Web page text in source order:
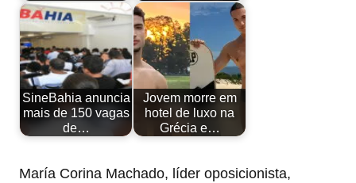
SineBahia anuncia
mais de 150 vagas
de…
Jovem morre em
hotel de luxo na
Grécia e…
María Corina Machado, líder oposicionista,